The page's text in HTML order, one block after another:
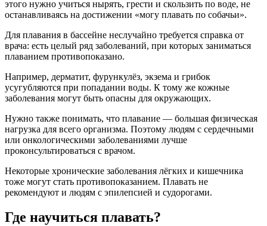
этого нужно учиться нырять, грести и скользить по воде, не
останавливаясь на достижении «могу плавать по собачьи».
Для плавания в бассейне неслучайно требуется справка от
врача: есть целый ряд заболеваний, при которых заниматься
плаванием противопоказано.
Например, дерматит, фурункулёз, экзема и грибок
усугубляются при попадании воды. К тому же кожные
заболевания могут быть опасны для окружающих.
Нужно также понимать, что плавание — большая физическая
нагрузка для всего организма. Поэтому людям с сердечными
или онкологическими заболеваниями лучше
проконсультироваться с врачом.
Некоторые хронические заболевания лёгких и кишечника
тоже могут стать противопоказанием. Плавать не
рекомендуют и людям с эпилепсией и судорогами.
Где научиться плавать?